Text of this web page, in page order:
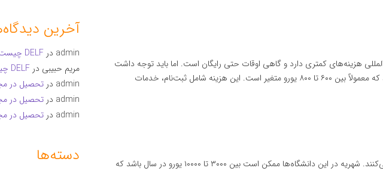
هزینه‌های کمتری دارد و گاهی اوقات حتی رایگان است. اما باید توجه داشت
که دانشجویان باید هزینه‌های اداری سالانه‌ای پرداخت کنند که معمولاً بین ۶۰۰ تا ۸۰۰ یورو متغیر است. این هزینه شامل ثبت‌نام، خدمات
دانشگاه‌های خصوصی در ایسلند شهریه بیشتری دریافت می‌کنند. شهریه در این دانشگاه‌ها ممکن است بین ۳۰۰۰ تا ۱۰۰۰۰ یورو در سال باشد که
آخرین
admin در DELF چیست؟
مریم حبیبی در DELF چیست؟
admin در تحصیل در
admin در تحصیل در
admin در تحصیل در
دسته‌ها